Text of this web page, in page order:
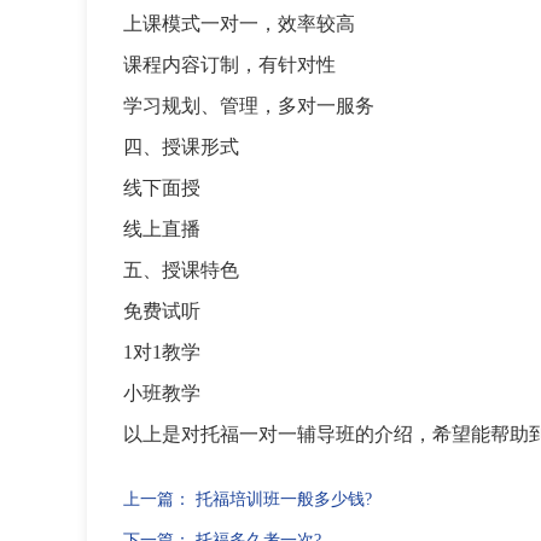
上课模式一对一，效率较高
课程内容订制，有针对性
学习规划、管理，多对一服务
四、授课形式
线下面授
线上直播
五、授课特色
免费试听
1对1教学
小班教学
以上是对托福一对一辅导班的介绍，希望能帮助
上一篇： 托福培训班一般多少钱?